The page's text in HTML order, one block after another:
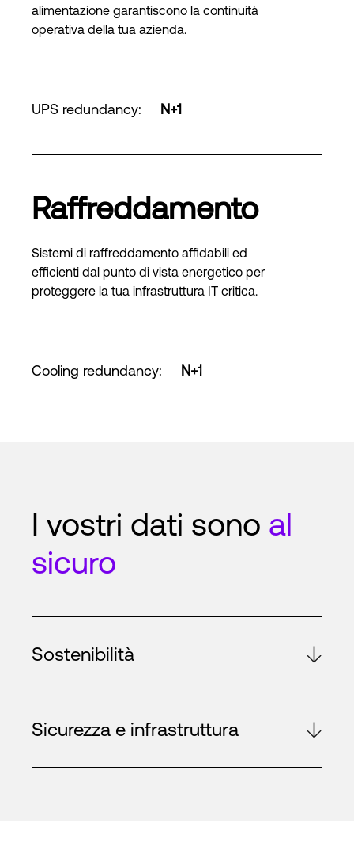
alimentazione garantiscono la continuità
operativa della tua azienda.
UPS redundancy: N+1
Raffreddamento
Sistemi di raffreddamento affidabili ed
efficienti dal punto di vista energetico per
proteggere la tua infrastruttura IT critica.
Cooling redundancy: N+1
I vostri dati sono al
sicuro
Sostenibilità
Sicurezza e infrastruttura